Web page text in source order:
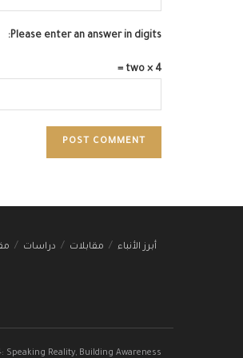
Please enter an answer in digits:
two × 4 =
أبرز الأنباء مقابلات دراسات
Speaking Reality, Building Awareness